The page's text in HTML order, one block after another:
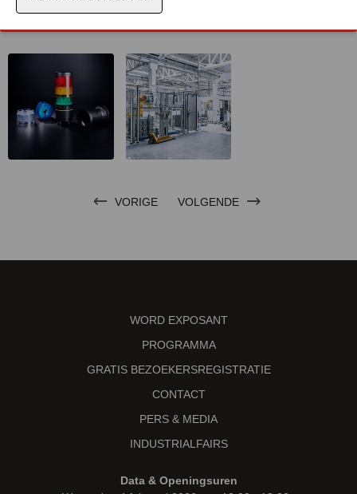
CONTACTEER ONS!
VORIGE VOLGENDE
WORD EXPOSANT
PROGRAMMA
GRATIS BEZOEKERSREGISTRATIE
CONTACT
PERS & MEDIA
INDUSTRIALFAIRS
Data & Openingsuren